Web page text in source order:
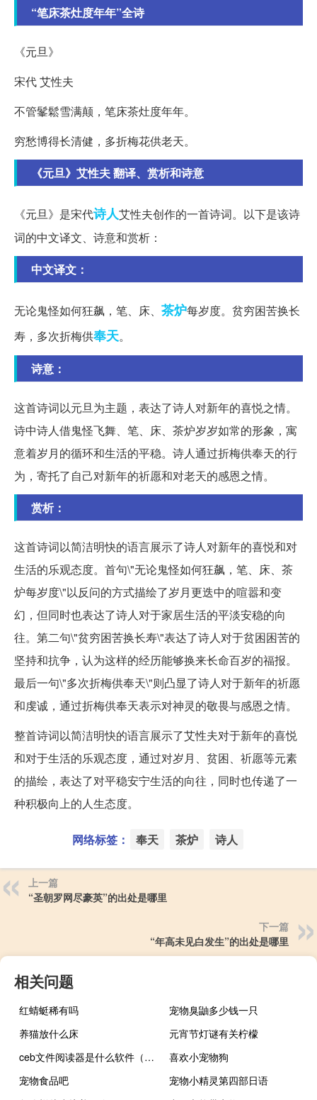
“笔床茶灶度年年”全诗
《元旦》
宋代 艾性夫
不管髼鬆雪满颠，笔床茶灶度年年。
穷愁博得长清健，多折梅花供老天。
《元旦》艾性夫 翻译、赏析和诗意
《元旦》是宋代诗人艾性夫创作的一首诗词。以下是该诗
词的中文译文、诗意和赏析：
中文译文：
无论鬼怪如何狂飙，笔、床、 茶炉每岁度。贫穷困苦换长
寿，多次折梅供奉天。
诗意：
这首诗词以元旦为主题，表达了诗人对新年的喜悦之情。
诗中诗人借鬼怪飞舞、笔、床、茶炉岁岁如常的形象，寓
意着岁月的循环和生活的平稳。诗人通过折梅供奉天的行
为，寄托了自己对新年的祈愿和对老天的感恩之情。
赏析：
这首诗词以简洁明快的语言展示了诗人对新年的喜悦和对
生活的乐观态度。首句\"无论鬼怪如何狂飙，笔、床、茶
炉每岁度\"以反问的方式描绘了岁月更迭中的喧嚣和变
幻，但同时也表达了诗人对于家居生活的平淡安稳的向
往。第二句\"贫穷困苦换长寿\"表达了诗人对于贫困困苦的
坚持和抗争，认为这样的经历能够换来长命百岁的福报。
最后一句\"多次折梅供奉天\"则凸显了诗人对于新年的祈愿
和虔诚，通过折梅供奉天表示对神灵的敬畏与感恩之情。
整首诗词以简洁明快的语言展示了艾性夫对于新年的喜悦
和对于生活的乐观态度，通过对岁月、贫困、祈愿等元素
的描绘，表达了对平稳安宁生活的向往，同时也传递了一
种积极向上的人生态度。
网络标签： 奉天 茶炉 诗人
上一篇
“圣朝罗网尽豪英”的出处是哪里
下一篇
“年高未见白发生”的出处是哪里
相关问题
红蜻蜓稀有吗
宠物臭鼬多少钱一只
养猫放什么床
元宵节灯谜有关柠檬
ceb文件阅读器是什么软件（ceb文件阅读器）
喜欢小宠物狗
宠物食品吧
宠物小精灵第四部日语